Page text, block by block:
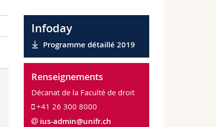
Infoday
Programme détaillé 2019
Renseignements
Décanat de la Faculté de droit
+41 26 300 8000
ius-admin@unifr.ch